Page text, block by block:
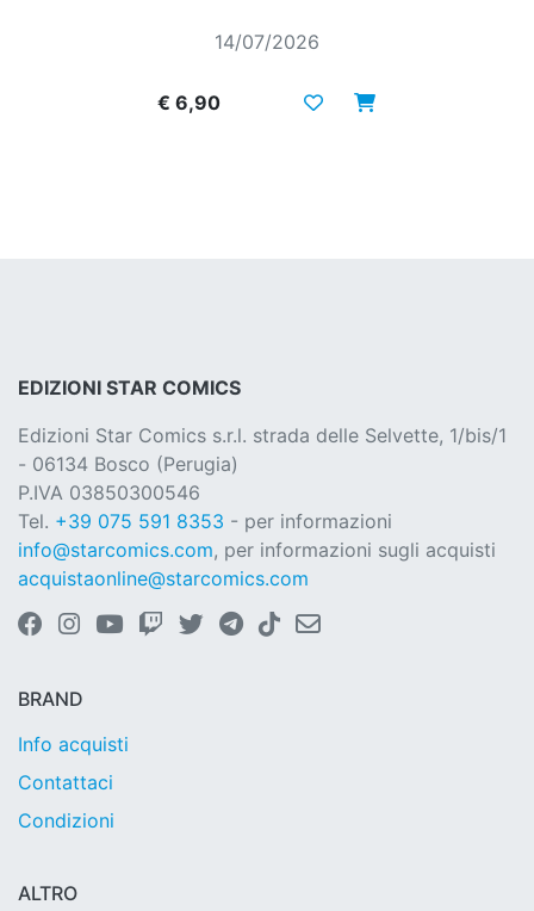
14/07/2026
€ 6,90
EDIZIONI STAR COMICS
Edizioni Star Comics s.r.l. strada delle Selvette, 1/bis/1
- 06134 Bosco (Perugia)
P.IVA 03850300546
Tel. +39 075 591 8353 - per informazioni
info@starcomics.com, per informazioni sugli acquisti
acquistaonline@starcomics.com
BRAND
Info acquisti
Contattaci
Condizioni
ALTRO